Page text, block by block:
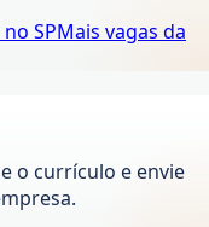
no SPMais vagas da
o currículo e envie